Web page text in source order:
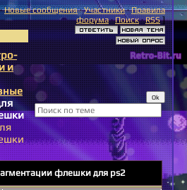
Новые сообщения·Участники·Правила
форума·Поиск·RSS]
и
флешки для ps2